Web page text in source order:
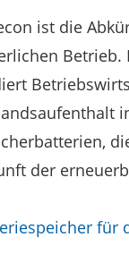
ist die
Betrieb.
der
für